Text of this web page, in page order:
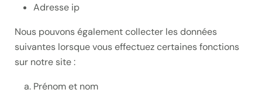
Adresse ip
Nous pouvons également collecter les données
suivantes lorsque vous effectuez certaines fonctions
sur notre site :
Prénom et nom